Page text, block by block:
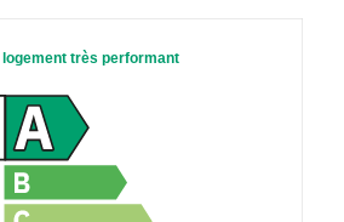
logement très performant